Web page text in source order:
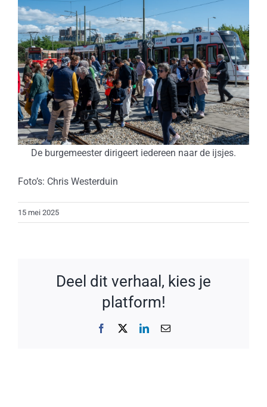
De burgemeester dirigeert iedereen naar de ijsjes.
Foto’s: Chris Westerduin
15 mei 2025
Deel dit verhaal, kies je
platform!
Facebook LinkedIn
E-